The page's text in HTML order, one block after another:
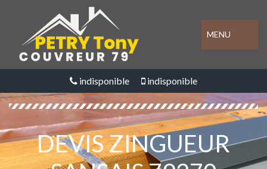
MENU
indisponible indisponible
DEVIS ZINGUEUR